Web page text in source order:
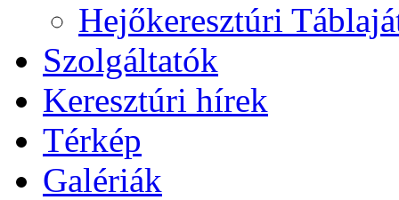
Hejőkeresztúri
Szolgáltatók
Keresztúri hírek
Térkép
Galériák